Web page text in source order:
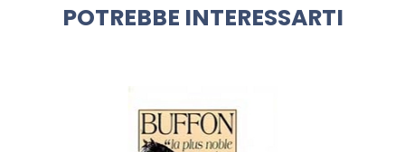
POTREBBE INTERESSARTI